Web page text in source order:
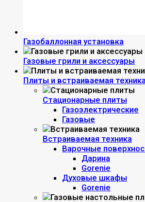
Газобаллонная установка
Газовые грили и аксессуары
Плиты и встраиваемая
Стационарные плиты
Газоэлектрические
Газовые
Встраиваемая техника
Варочные
Дарина
Gorenie
Духовые шкафы
Gorenie